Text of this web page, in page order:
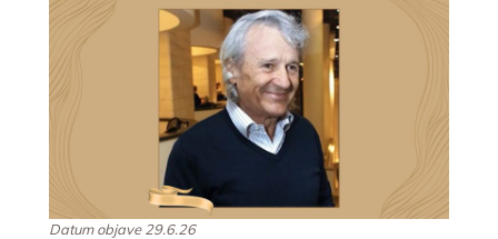
Datum objave 29.6.26